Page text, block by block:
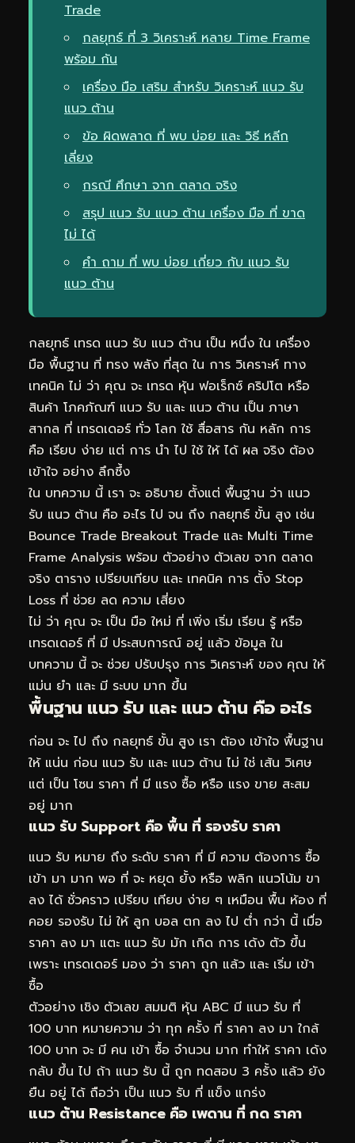
Trade
กลยุทธ์ ที่ 3 วิเคราะห์ หลาย Time Frame
พร้อม กัน
เครื่อง มือ เสริม สำหรับ วิเคราะห์ แนว รับ
แนว ต้าน
ข้อ ผิดพลาด ที่ พบ บ่อย และ วิธี หลีก
เลี่ยง
กรณี ศึกษา จาก ตลาด จริง
สรุป แนว รับ แนว ต้าน เครื่อง มือ ที่ ขาด
ไม่ ได้
คำ ถาม ที่ พบ บ่อย เกี่ยว กับ แนว รับ
แนว ต้าน
กลยุทธ์ เทรด แนว รับ แนว ต้าน เป็น หนึ่ง ใน เครื่อง
มือ พื้นฐาน ที่ ทรง พลัง ที่สุด ใน การ วิเคราะห์ ทาง
เทคนิค ไม่ ว่า คุณ จะ เทรด หุ้น ฟอเร็กซ์ คริปโต หรือ
สินค้า โภคภัณฑ์ แนว รับ และ แนว ต้าน เป็น ภาษา
สากล ที่ เทรดเดอร์ ทั่ว โลก ใช้ สื่อสาร กัน หลัก การ
คือ เรียบ ง่าย แต่ การ นำ ไป ใช้ ให้ ได้ ผล จริง ต้อง
เข้าใจ อย่าง ลึกซึ้ง
ใน บทความ นี้ เรา จะ อธิบาย ตั้งแต่ พื้นฐาน ว่า แนว
รับ แนว ต้าน คือ อะไร ไป จน ถึง กลยุทธ์ ขั้น สูง เช่น
Bounce Trade Breakout Trade และ Multi Time
Frame Analysis พร้อม ตัวอย่าง ตัวเลข จาก ตลาด
จริง ตาราง เปรียบเทียบ และ เทคนิค การ ตั้ง Stop
Loss ที่ ช่วย ลด ความ เสี่ยง
ไม่ ว่า คุณ จะ เป็น มือ ใหม่ ที่ เพิ่ง เริ่ม เรียน รู้ หรือ
เทรดเดอร์ ที่ มี ประสบการณ์ อยู่ แล้ว ข้อมูล ใน
บทความ นี้ จะ ช่วย ปรับปรุง การ วิเคราะห์ ของ คุณ ให้
แม่น ยำ และ มี ระบบ มาก ขึ้น
พื้นฐาน แนว รับ และ แนว ต้าน คือ อะไร
ก่อน จะ ไป ถึง กลยุทธ์ ขั้น สูง เรา ต้อง เข้าใจ พื้นฐาน
ให้ แน่น ก่อน แนว รับ และ แนว ต้าน ไม่ ใช่ เส้น วิเศษ
แต่ เป็น โซน ราคา ที่ มี แรง ซื้อ หรือ แรง ขาย สะสม
อยู่ มาก
แนว รับ Support คือ พื้น ที่ รองรับ ราคา
แนว รับ หมาย ถึง ระดับ ราคา ที่ มี ความ ต้องการ ซื้อ
เข้า มา มาก พอ ที่ จะ หยุด ยั้ง หรือ พลิก แนวโน้ม ขา
ลง ได้ ชั่วคราว เปรียบ เทียบ ง่าย ๆ เหมือน พื้น ห้อง ที่
คอย รองรับ ไม่ ให้ ลูก บอล ตก ลง ไป ต่ำ กว่า นี้ เมื่อ
ราคา ลง มา แตะ แนว รับ มัก เกิด การ เด้ง ตัว ขึ้น
เพราะ เทรดเดอร์ มอง ว่า ราคา ถูก แล้ว และ เริ่ม เข้า
ซื้อ
ตัวอย่าง เชิง ตัวเลข สมมติ หุ้น ABC มี แนว รับ ที่
100 บาท หมายความ ว่า ทุก ครั้ง ที่ ราคา ลง มา ใกล้
100 บาท จะ มี คน เข้า ซื้อ จำนวน มาก ทำให้ ราคา เด้ง
กลับ ขึ้น ไป ถ้า แนว รับ นี้ ถูก ทดสอบ 3 ครั้ง แล้ว ยัง
ยืน อยู่ ได้ ถือว่า เป็น แนว รับ ที่ แข็ง แกร่ง
แนว ต้าน Resistance คือ เพดาน ที่ กด ราคา